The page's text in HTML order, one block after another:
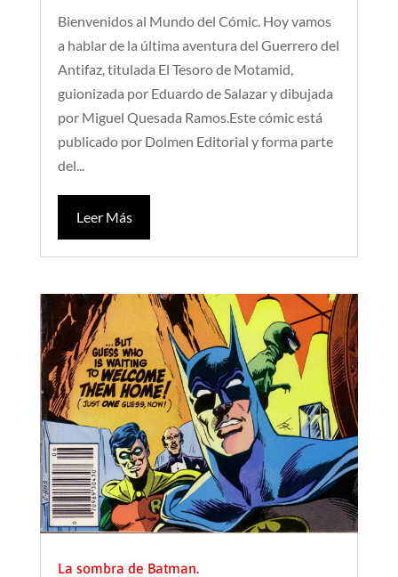
Bienvenidos al Mundo del Cómic. Hoy vamos
a hablar de la última aventura del Guerrero del
Antifaz, titulada El Tesoro de Motamid,
guionizada por Eduardo de Salazar y dibujada
por Miguel Quesada Ramos.Este cómic está
publicado por Dolmen Editorial y forma parte
del...
Leer Más
La sombra de Batman.